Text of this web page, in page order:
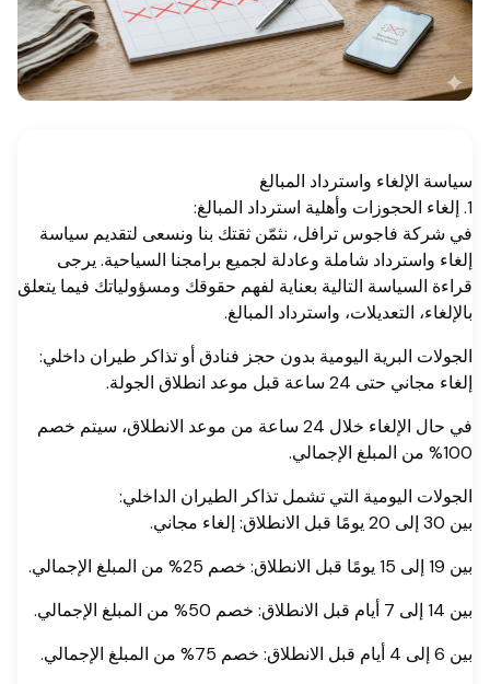
سياسة الإلغاء واسترداد المبالغ
1. إلغاء الحجوزات وأهلية استرداد المبالغ:
في شركة فاجوس ترافل، نثمّن ثقتك بنا ونسعى لتقديم سياسة
إلغاء واسترداد شاملة وعادلة لجميع برامجنا السياحية. يرجى
قراءة السياسة التالية بعناية لفهم حقوقك ومسؤولياتك فيما يتعلق
بالإلغاء، التعديلات، واسترداد المبالغ.
الجولات البرية اليومية بدون حجز فنادق أو تذاكر طيران داخلي:
إلغاء مجاني حتى 24 ساعة قبل موعد انطلاق الجولة.
في حال الإلغاء خلال 24 ساعة من موعد الانطلاق، سيتم خصم
100% من المبلغ الإجمالي.
الجولات اليومية التي تشمل تذاكر الطيران الداخلي:
بين 30 إلى 20 يومًا قبل الانطلاق: إلغاء مجاني.
بين 19 إلى 15 يومًا قبل الانطلاق: خصم 25% من المبلغ الإجمالي.
بين 14 إلى 7 أيام قبل الانطلاق: خصم 50% من المبلغ الإجمالي.
بين 6 إلى 4 أيام قبل الانطلاق: خصم 75% من المبلغ الإجمالي.